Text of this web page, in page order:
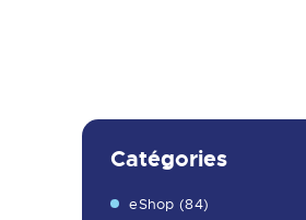
Catégories
eShop (84)